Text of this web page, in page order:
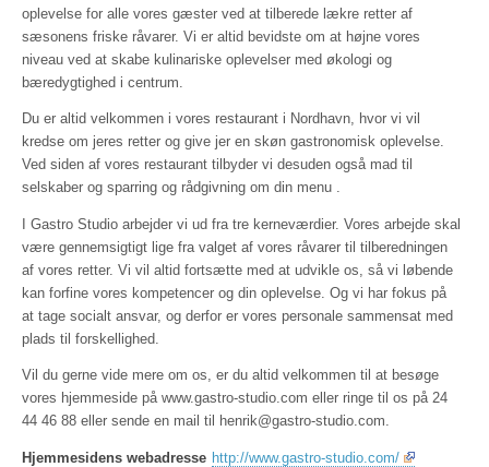
oplevelse for alle vores gæster ved at tilberede lækre retter af
sæsonens friske råvarer. Vi er altid bevidste om at højne vores
niveau ved at skabe kulinariske oplevelser med økologi og
bæredygtighed i centrum.
Du er altid velkommen i vores restaurant i Nordhavn, hvor vi vil
kredse om jeres retter og give jer en skøn gastronomisk oplevelse.
Ved siden af vores restaurant tilbyder vi desuden også mad til
selskaber og sparring og rådgivning om din menu .
I Gastro Studio arbejder vi ud fra tre kerneværdier. Vores arbejde skal
være gennemsigtigt lige fra valget af vores råvarer til tilberedningen
af vores retter. Vi vil altid fortsætte med at udvikle os, så vi løbende
kan forfine vores kompetencer og din oplevelse. Og vi har fokus på
at tage socialt ansvar, og derfor er vores personale sammensat med
plads til forskellighed.
Vil du gerne vide mere om os, er du altid velkommen til at besøge
vores hjemmeside på www.gastro-studio.com eller ringe til os på 24
44 46 88 eller sende en mail til henrik@gastro-studio.com.
Hjemmesidens webadresse http://www.gastro-studio.com/